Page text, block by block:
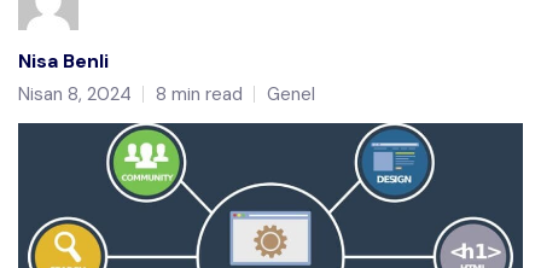
Nisa Benli
Nisan 8, 2024 8 min read Genel